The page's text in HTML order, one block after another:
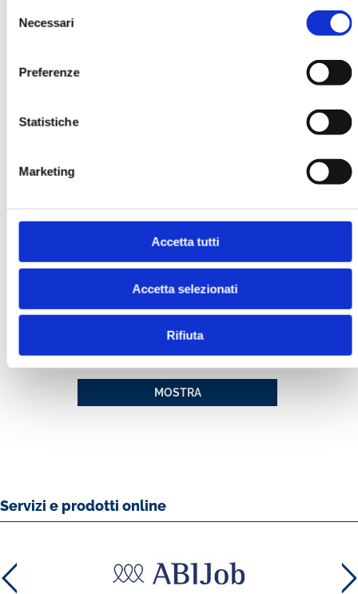
delNecessari
Preferenze
Statistiche
Marketing
Accetta tutti
Accetta selezionati
Rifiuta
MOSTRA
Servizi e prodotti online